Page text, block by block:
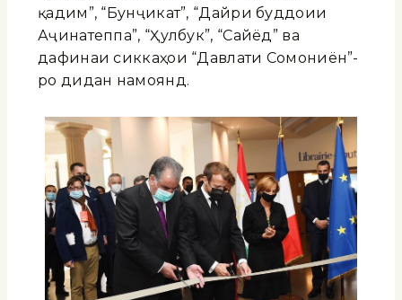
қадим”, “Бунҷикат”, “Дайри буддоии
Аҷинатеппа”, “Ҳулбук”, “Сайёд” ва
дафинаи сиккаҳои “Давлати Сомониён”-
ро дидан намоянд.